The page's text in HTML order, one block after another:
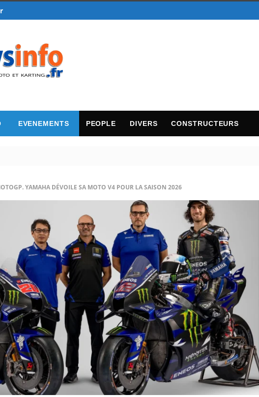
EVENEMENTS PEOPLE DIVERS CONSTRUCTEURS
YAMAHA DÉVOILE SA MOTO V4 POUR LA SAISON 2026